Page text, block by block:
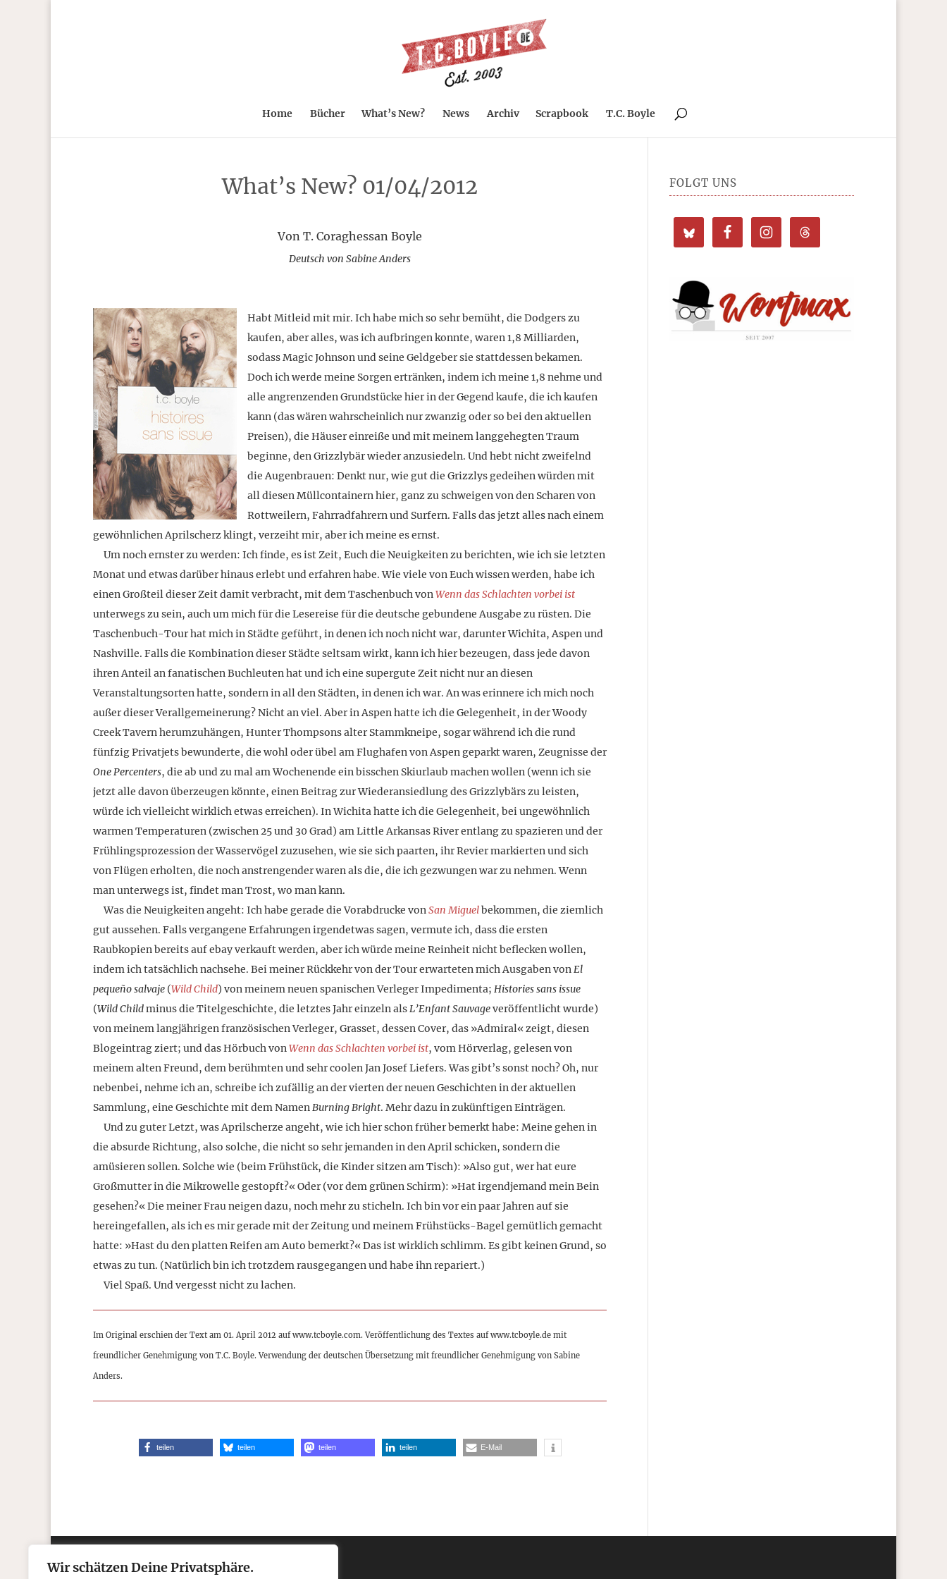
Wir schätzen Deine Privatsphäre.
Home Bücher What’s New? News Archiv Scrapbook T.C. Boyle
What’s New? 01/04/2012
Von T. Coraghessan Boyle
Deutsch von Sabine Anders
Habt Mitleid mit mir. Ich habe mich so sehr bemüht, die Dodgers zu
kaufen, aber alles, was ich aufbringen konnte, waren 1,8 Milliarden,
sodass Magic Johnson und seine Geldgeber sie stattdessen bekamen.
Doch ich werde meine Sorgen ertränken, indem ich meine 1,8 nehme und
alle angrenzenden Grundstücke hier in der Gegend kaufe, die ich kaufen
kann (das wären wahrscheinlich nur zwanzig oder so bei den aktuellen
Preisen), die Häuser einreiße und mit meinem langgehegten Traum
beginne, den Grizzlybär wieder anzusiedeln. Und hebt nicht zweifelnd
die Augenbrauen: Denkt nur, wie gut die Grizzlys gedeihen würden mit
all diesen Müllcontainern hier, ganz zu schweigen von den Scharen von
Rottweilern, Fahrradfahrern und Surfern. Falls das jetzt alles nach einem
gewöhnlichen Aprilscherz klingt, verzeiht mir, aber ich meine es ernst.
Um noch ernster zu werden: Ich finde, es ist Zeit, Euch die Neuigkeiten zu berichten, wie ich sie letzten
Monat und etwas darüber hinaus erlebt und erfahren habe. Wie viele von Euch wissen werden, habe ich
einen Großteil dieser Zeit damit verbracht, mit dem Taschenbuch vonWenn das Schlachten vorbei ist
unterwegs zu sein, auch um mich für die Lesereise für die deutsche gebundene Ausgabe zu rüsten. Die
Taschenbuch-Tour hat mich in Städte geführt, in denen ich noch nicht war, darunter Wichita, Aspen und
Nashville. Falls die Kombination dieser Städte seltsam wirkt, kann ich hier bezeugen, dass jede davon
ihren Anteil an fanatischen Buchleuten hat und ich eine supergute Zeit nicht nur an diesen
Veranstaltungsorten hatte, sondern in all den Städten, in denen ich war. An was erinnere ich mich noch
außer dieser Verallgemeinerung? Nicht an viel. Aber in Aspen hatte ich die Gelegenheit, in der Woody
Creek Tavern herumzuhängen, Hunter Thompsons alter Stammkneipe, sogar während ich die rund
fünfzig Privatjets bewunderte, die wohl oder übel am Flughafen von Aspen geparkt waren, Zeugnisse der
One Percenters, die ab und zu mal am Wochenende ein bisschen Skiurlaub machen wollen (wenn ich sie
jetzt alle davon überzeugen könnte, einen Beitrag zur Wiederansiedlung des Grizzlybärs zu leisten,
würde ich vielleicht wirklich etwas erreichen). In Wichita hatte ich die Gelegenheit, bei ungewöhnlich
warmen Temperaturen (zwischen 25 und 30 Grad) am Little Arkansas River entlang zu spazieren und der
Frühlingsprozession der Wasservögel zuzusehen, wie sie sich paarten, ihr Revier markierten und sich
von Flügen erholten, die noch anstrengender waren als die, die ich gezwungen war zu nehmen. Wenn
man unterwegs ist, findet man Trost, wo man kann.
Was die Neuigkeiten angeht: Ich habe gerade die Vorabdrucke vonSan Miguelbekommen, die ziemlich
gut aussehen. Falls vergangene Erfahrungen irgendetwas sagen, vermute ich, dass die ersten
Raubkopien bereits auf ebay verkauft werden, aber ich würde meine Reinheit nicht beflecken wollen,
indem ich tatsächlich nachsehe. Bei meiner Rückkehr von der Tour erwarteten mich Ausgaben vonEl
pequeño salvaje (Wild Child) von meinem neuen spanischen Verleger Impedimenta; Histories sans issue
(Wild Childminus die Titelgeschichte, die letztes Jahr einzeln alsL’Enfant Sauvageveröffentlicht wurde)
von meinem langjährigen französischen Verleger, Grasset, dessen Cover, das »Admiral« zeigt, diesen
Blogeintrag ziert; und das Hörbuch vonWenn das Schlachten vorbei ist, vom Hörverlag, gelesen von
meinem alten Freund, dem berühmten und sehr coolen Jan Josef Liefers. Was gibt’s sonst noch? Oh, nur
nebenbei, nehme ich an, schreibe ich zufällig an der vierten der neuen Geschichten in der aktuellen
Sammlung, eine Geschichte mit dem NamenBurning Bright. Mehr dazu in zukünftigen Einträgen.
Und zu guter Letzt, was Aprilscherze angeht, wie ich hier schon früher bemerkt habe: Meine gehen in
die absurde Richtung, also solche, die nicht so sehr jemanden in den April schicken, sondern die
amüsieren sollen. Solche wie (beim Frühstück, die Kinder sitzen am Tisch): »Also gut, wer hat eure
Großmutter in die Mikrowelle gestopft?« Oder (vor dem grünen Schirm): »Hat irgendjemand mein Bein
gesehen?« Die meiner Frau neigen dazu, noch mehr zu sticheln. Ich bin vor ein paar Jahren auf sie
hereingefallen, als ich es mir gerade mit der Zeitung und meinem Frühstücks-Bagel gemütlich gemacht
hatte: »Hast du den platten Reifen am Auto bemerkt?« Das ist wirklich schlimm. Es gibt keinen Grund, so
etwas zu tun. (Natürlich bin ich trotzdem rausgegangen und habe ihn repariert.)
Viel Spaß. Und vergesst nicht zu lachen.
Im Original erschien der Text am 01. April 2012 auf www.tcboyle.com. Veröffentlichung des Textes auf www.tcboyle.de mit
freundlicher Genehmigung von T.C. Boyle. Verwendung der deutschen Übersetzung mit freundlicher Genehmigung von Sabine
Anders.
teilen teilen teilen teilen E-Mail
FOLGT UNS